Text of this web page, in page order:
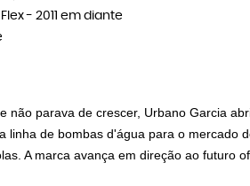
- 2011 em diante
não parava de crescer, Urbano Garcia
linha de bombas d'água para o
A marca avança em direção ao futuro